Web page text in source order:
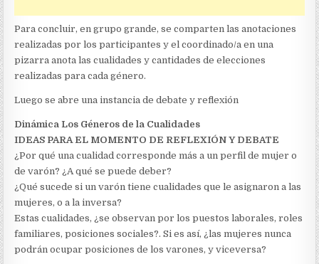
Para concluir, en grupo grande, se comparten las anotaciones
realizadas por los participantes y el coordinado/a en una
pizarra anota las cualidades y cantidades de elecciones
realizadas para cada género.
Luego se abre una instancia de debate y reflexión
Dinámica Los Géneros de la Cualidades
IDEAS PARA EL MOMENTO DE REFLEXIÓN Y DEBATE
¿Por qué una cualidad corresponde más a un perfil de mujer o
de varón? ¿A qué se puede deber?
¿Qué sucede si un varón tiene cualidades que le asignaron a las
mujeres, o a la inversa?
Estas cualidades, ¿se observan por los puestos laborales, roles
familiares, posiciones sociales?. Si es así, ¿las mujeres nunca
podrán ocupar posiciones de los varones, y viceversa?